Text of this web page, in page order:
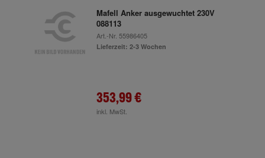
Mafell Anker ausgewuchtet 230V
088113
Art.-Nr. 55986405
Lieferzeit: 2-3 Wochen
353,99 €
inkl. MwSt.